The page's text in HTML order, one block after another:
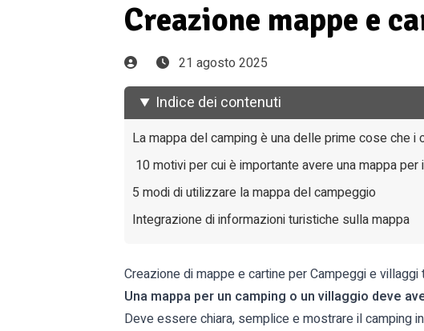
Creazione mappe e
21 agosto 2025
Indice dei contenuti
La mappa del camping è una delle prime cose che i
10 motivi per cui è importante avere una mappa
5 modi di utilizzare la mappa del campeggio
Integrazione di informazioni turistiche sulla mappa
Creazione di mappe e cartine per Campeggi e
Una mappa per un camping o un villaggio deve
Deve essere chiara, semplice e mostrare il camping